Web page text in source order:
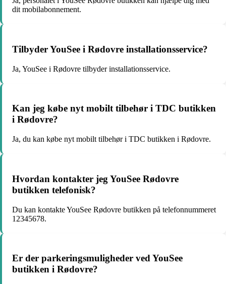
dit mobilabonnement.
Tilbyder YouSee i Rødovre installationsservice?
Ja, YouSee i Rødovre tilbyder installationsservice.
Kan jeg købe nyt mobilt tilbehør i TDC butikken
i Rødovre?
Ja, du kan købe nyt mobilt tilbehør i TDC butikken i Rødovre.
Hvordan kontakter jeg YouSee Rødovre
butikken telefonisk?
Du kan kontakte YouSee Rødovre butikken på telefonnummeret
12345678.
Er der parkeringsmuligheder ved YouSee
butikken i Rødovre?